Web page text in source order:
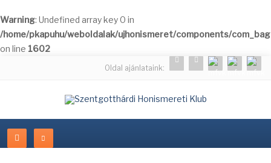
Warning: Undefined array key 0 in
/home/pkapuhu/weboldalak/ujhonismeret/components/
on line 1602
Oldal ajánlataink: